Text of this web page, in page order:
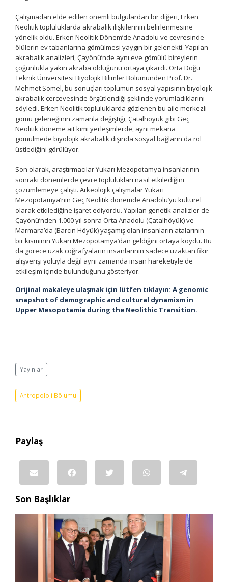
Çalışmadan elde edilen önemli bulgulardan bir diğeri, Erken
Neolitik topluluklarda akrabalık ilişkilerinin belirlenmesine
yönelik oldu. Erken Neolitik Dönem’de Anadolu ve çevresinde
ölülerin ev tabanlarına gömülmesi yaygın bir gelenekti. Yapılan
akrabalık analizleri, Çayönü’nde aynı eve gömülü bireylerin
çoğunlukla yakın akraba olduğunu ortaya çıkardı. Orta Doğu
Teknik Üniversitesi Biyolojik Bilimler Bölümünden Prof. Dr.
Mehmet Somel, bu sonuçları toplumun sosyal yapısının biyolojik
akrabalık çerçevesinde örgütlendiği şeklinde yorumladıklarını
söyledi. Erken Neolitik topluluklarda gözlenen bu aile merkezli
gömü geleneğinin zamanla değiştiği, Çatalhöyük gibi Geç
Neolitik döneme ait kimi yerleşimlerde, aynı mekana
gömülmede biyolojik akrabalık dışında sosyal bağların da rol
üstlediğini görülüyor.
Son olarak, araştırmacılar Yukarı Mezopotamya insanlarının
sonraki dönemlerde çevre toplulukları nasıl etkilediğini
çözümlemeye çalıştı. Arkeolojik çalışmalar Yukarı
Mezopotamya’nın Geç Neolitik dönemde Anadolu’yu kültürel
olarak etkilediğine işaret ediyordu. Yapılan genetik analizler de
Çayönü’nden 1.000 yıl sonra Orta Anadolu (Çatalhöyük) ve
Marmara’da (Barcın Höyük) yaşamış olan insanların atalarının
bir kısmının Yukarı Mezopotamya’dan geldiğini ortaya koydu. Bu
da görece uzak coğrafyaların insanlarının sadece uzaktan fikir
alışverişi yoluyla değil aynı zamanda insan hareketiyle de
etkileşim içinde bulunduğunu gösteriyor.
Orijinal makaleye ulaşmak için lütfen tıklayın: A genomic
snapshot of demographic and cultural dynamism in
Upper Mesopotamia during the Neolithic Transition.
Yayınlar
Antropoloji Bölümü
Paylaş
Son Başlıklar